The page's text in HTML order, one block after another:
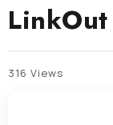
LinkOut
316 Views